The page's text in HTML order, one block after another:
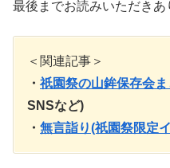
最後までお読みいただきあ
＜関連記事＞
・ 祇園祭の山鉾保存会
SNSなど)
・ 無言詣り(祇園祭限定